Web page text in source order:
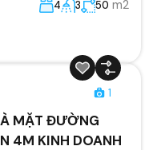
4 3 50 m2
1
MẶT ĐƯỜNG
4M KINH DOANH